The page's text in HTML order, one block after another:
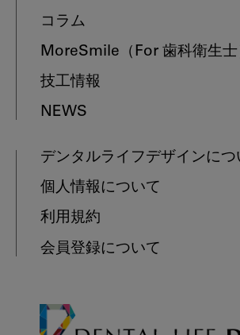
コラム
MoreSmile （For 歯科衛生士
技工情報
NEWS
デンタルライフデザインにつ
個人情報について
利用規約
会員登録について